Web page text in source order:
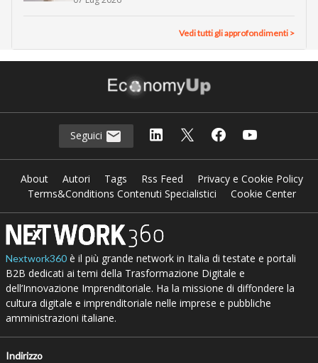
Vedi tutti gli approfondimenti >
Seguici
About Autori Tags Rss Feed
Privacy e Cookie Policy
Terms&Conditions Contenuti Specialistici
Cookie Center
Nextwork360è il più grande network in Italia di testate e portali
B2B dedicati ai temi della Trasformazione Digitale e
dell’Innovazione Imprenditoriale. Ha la missione di diffondere la
cultura digitale e imprenditoriale nelle imprese e pubbliche
amministrazioni italiane.
Indirizzo